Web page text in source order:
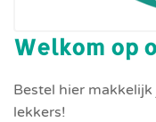
Welkom op
Bestel hier
lekkers!